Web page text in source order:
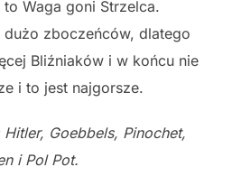
Waga goni Strzelca.
zboczeńców, dlatego
Bliźniaków i w końcu nie
i to jest najgorsze.
Goebbels, Pinochet,
iPol Pot.